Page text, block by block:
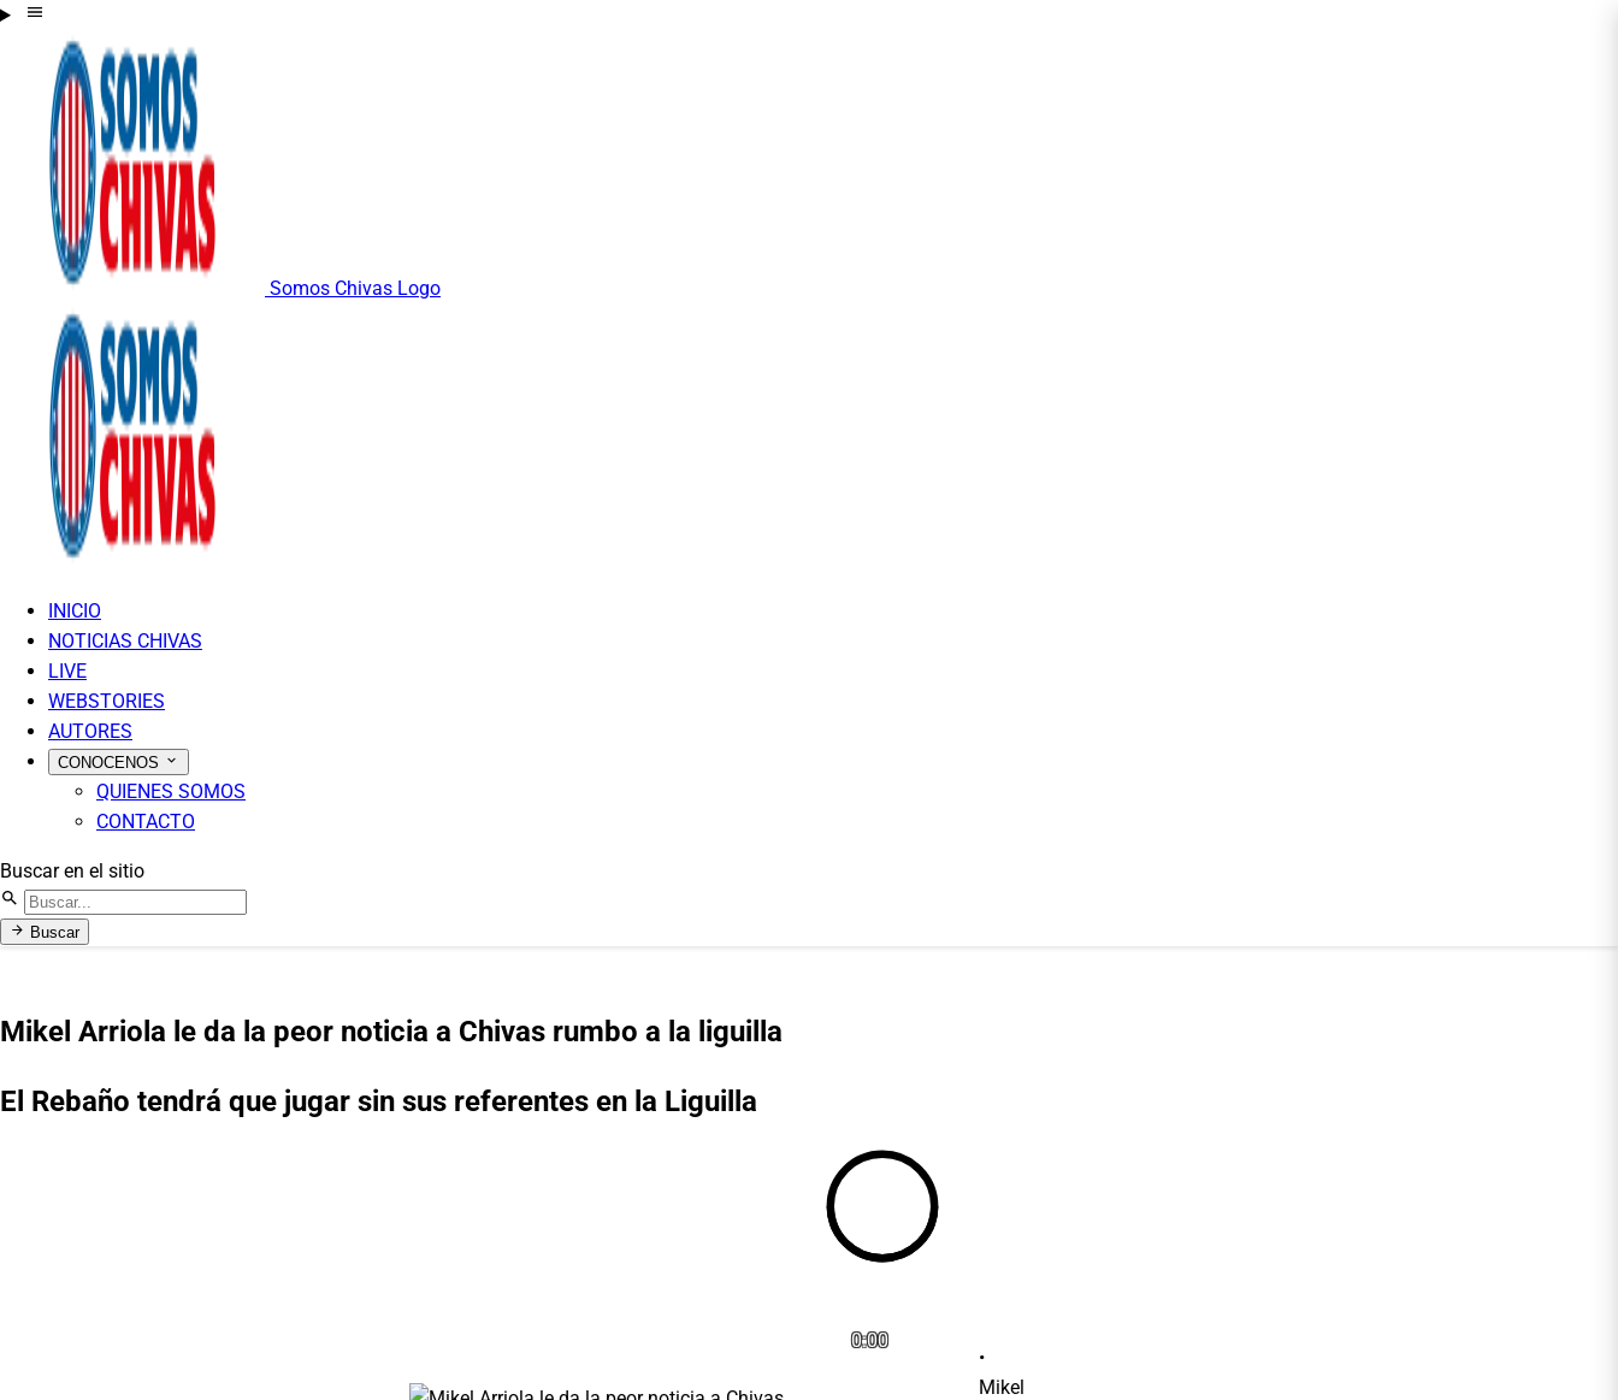
Somos Chivas Logo
INICIO
NOTICIAS CHIVAS
LIVE
WEBSTORIES
AUTORES
CONOCENOS
QUIENES SOMOS
CONTACTO
Buscar en el sitio
Buscar
Mikel Arriola le da la peor noticia a Chivas rumbo a la liguilla
El Rebaño tendrá que jugar sin sus referentes en la Liguilla
0:00
Mikel